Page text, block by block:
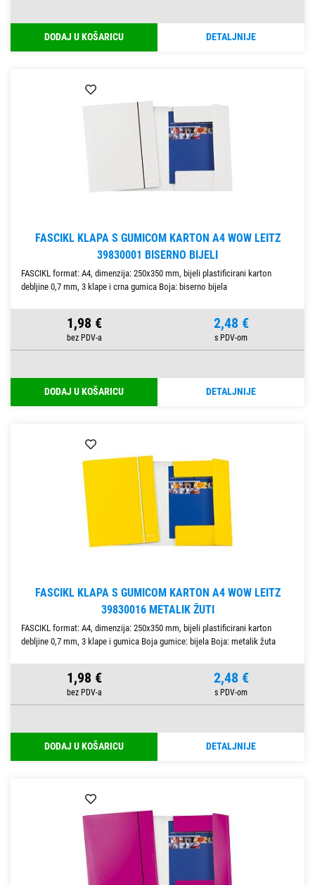
DODAJ U KOŠARICU DETALJNIJE
FASCIKL KLAPA S GUMICOM KARTON A4 WOW LEITZ
39830001 BISERNO BIJELI
FASCIKL format: A4, dimenzija: 250x350 mm, bijeli plastificirani karton
debljine 0,7 mm, 3 klape i crna gumica Boja: biserno bijela
1,98 € 2,48 €
DODAJ U KOŠARICU DETALJNIJE
FASCIKL KLAPA S GUMICOM KARTON A4 WOW LEITZ
39830016 METALIK ŽUTI
FASCIKL format: A4, dimenzija: 250x350 mm, bijeli plastificirani karton
debljine 0,7 mm, 3 klape i gumica Boja gumice: bijela Boja: metalik žuta
1,98 € 2,48 €
DODAJ U KOŠARICU DETALJNIJE